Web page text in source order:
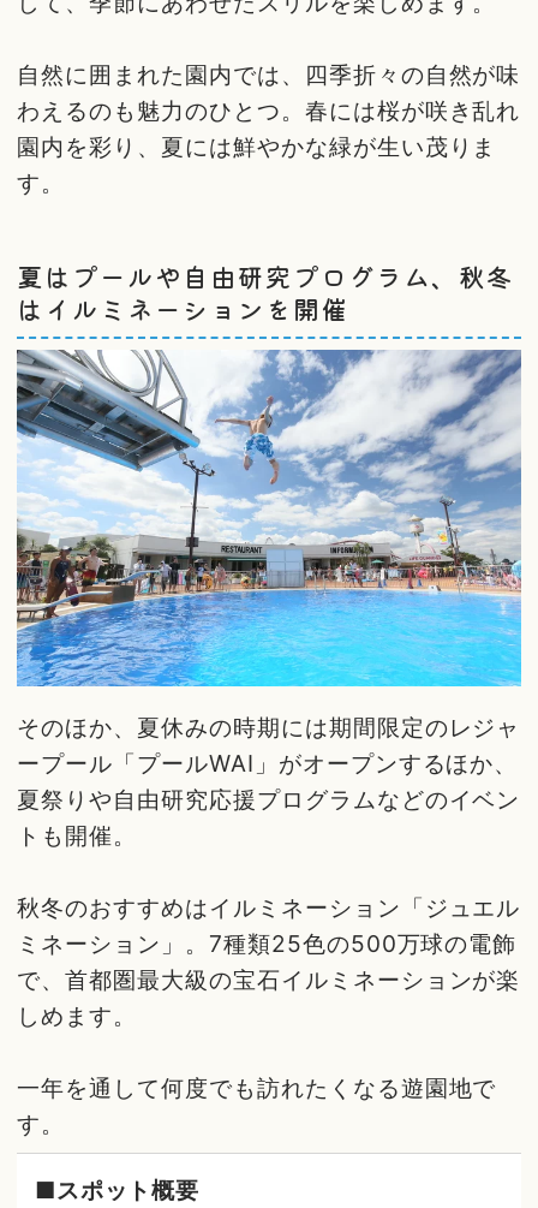
自然に囲まれた園内では、四季折々の自然が味
わえるのも魅力のひとつ。春には桜が咲き乱れ
園内を彩り、夏には鮮やかな緑が生い茂りま
す。
夏はプールや自由研究プログラム、秋冬
はイルミネーションを開催
そのほか、夏休みの時期には期間限定のレジャ
ープール「プールWAI」がオープンするほか、
夏祭りや自由研究応援プログラムなどのイベン
トも開催。
秋冬のおすすめはイルミネーション「ジュエル
ミネーション」。7種類25色の500万球の電飾
で、首都圏最大級の宝石イルミネーションが楽
しめます。
一年を通して何度でも訪れたくなる遊園地で
す。
■スポット概要